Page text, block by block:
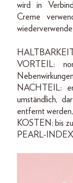
wird in
Creme
VORTEIL:
NACHTEIL:
umständlich,
entfernt
KOSTEN: bis
PEARL-